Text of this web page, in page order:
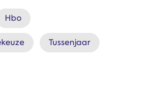
Hbo
Tussenjaar